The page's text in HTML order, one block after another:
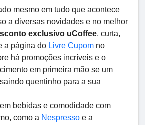
mesmo em tudo que acontece
a diversas novidades e no melhor
exclusivo uCoffee, curta,
a página do Livre Cupom no
há promoções incríveis e o
em primeira mão se um
quentinho para a sua
bebidas e comodidade com
como a Nespresso e a